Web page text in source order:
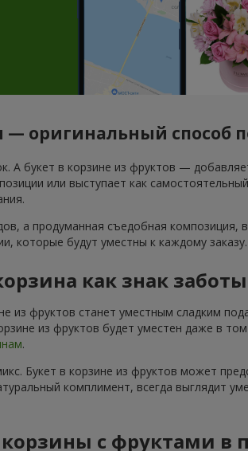
оригинальный способ
А букет в корзине из фруктов —
или выступает как
а продуманная съедобная
которые будут уместны к каждому заказу.
как знак
из фруктов станет уместным сладким
из фруктов будет уместен даже в
.
Букет в корзине из фруктов может
комплимент, всегда выглядит
с фруктами в